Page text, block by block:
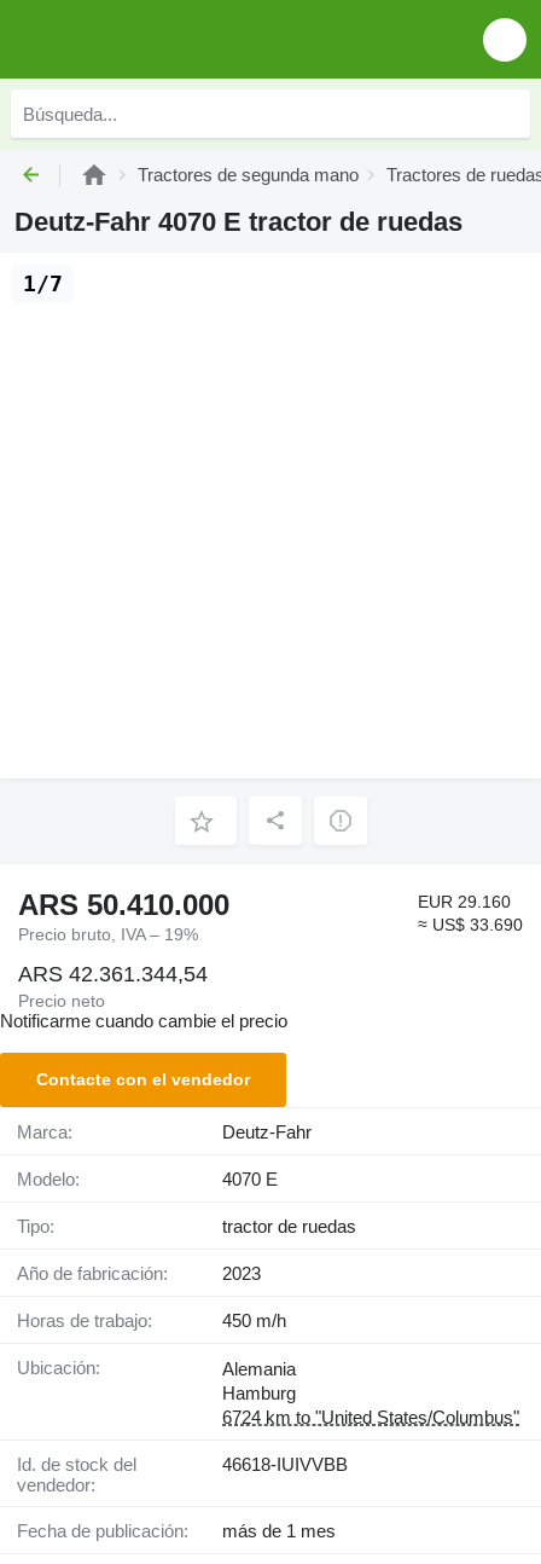
Tractores de segunda mano Tractores de
Deutz-Fahr 4070 E tractor de ruedas
1/7
ARS 50.410.000
Precio bruto, IVA – 19%
EUR 29.160
≈ US$ 33.690
ARS 42.361.344,54
Precio neto
Notificarme cuando cambie el precio
Contacte con el vendedor
Marca: Deutz-Fahr
Modelo: 4070 E
Tipo: tractor de ruedas
Año de fabricación: 2023
Horas de trabajo: 450 m/h
Ubicación:
Alemania
Hamburg
6724 km to "United States/Columbus"
Id. de stock del
vendedor:
46618-IUIVVBB
Fecha de publicación: más de 1 mes